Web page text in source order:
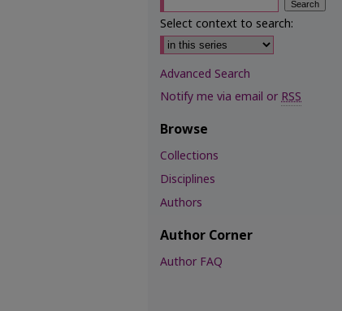
Select context to search:
Advanced Search
Notify me via email orRSS
Browse
Collections
Disciplines
Authors
Author Corner
Author FAQ